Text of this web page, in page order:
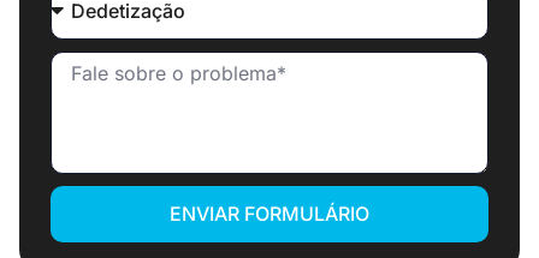
ENVIAR FORMULÁRIO